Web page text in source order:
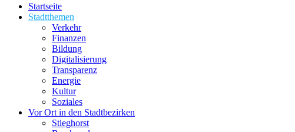
Startseite
Stadtthemen
Verkehr
Finanzen
Bildung
Digitalisierung
Transparenz
Energie
Kultur
Soziales
Vor Ort in den Stadtbezirken
Stieghorst